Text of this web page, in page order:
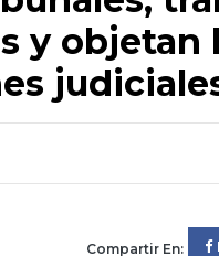
y objetan
Compartir En: